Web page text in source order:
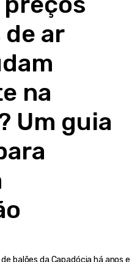
ar
na
Um guia
balões da Capadócia há anos e